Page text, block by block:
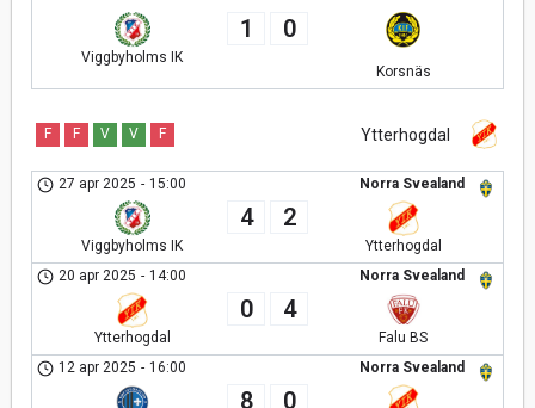
Viggbyholms IK
1 0
Korsnäs
Ytterhogdal
F F V V F
Norra Svealand
27 apr 2025 - 15:00
Viggbyholms IK
4 2
Ytterhogdal
Norra Svealand
20 apr 2025 - 14:00
Ytterhogdal
0 4
Falu BS
Norra Svealand
12 apr 2025 - 16:00
8 0